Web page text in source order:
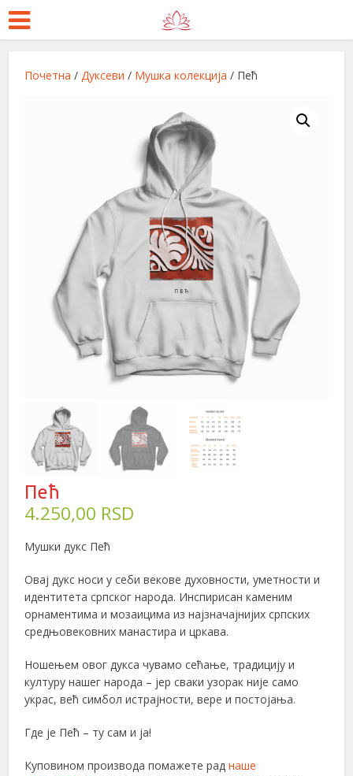
Почетна /Дуксеви / Мушка колекција / Пећ
Пећ
4.250,00 RSD
Мушки дукс Пeћ
Овај дукс носи у себи векове духовности, уметности и
идентитета српског народа. Инспирисан каменим
орнаментима и мозаицима из најзначајнијих српских
средњовековних манастира и цркава.
Ношењем овог дукса чувамо сећање, традицију и
културу нашег народа – јер сваки узорак није само
украс, већ симбол истрајности, вере и постојања.
Где је Пећ – ту сам и ја!
Куповином производа помажете раднаше